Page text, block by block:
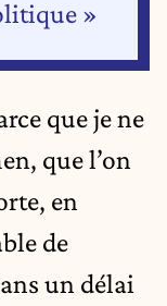
»
que je ne
que l’on
en
de
un délai